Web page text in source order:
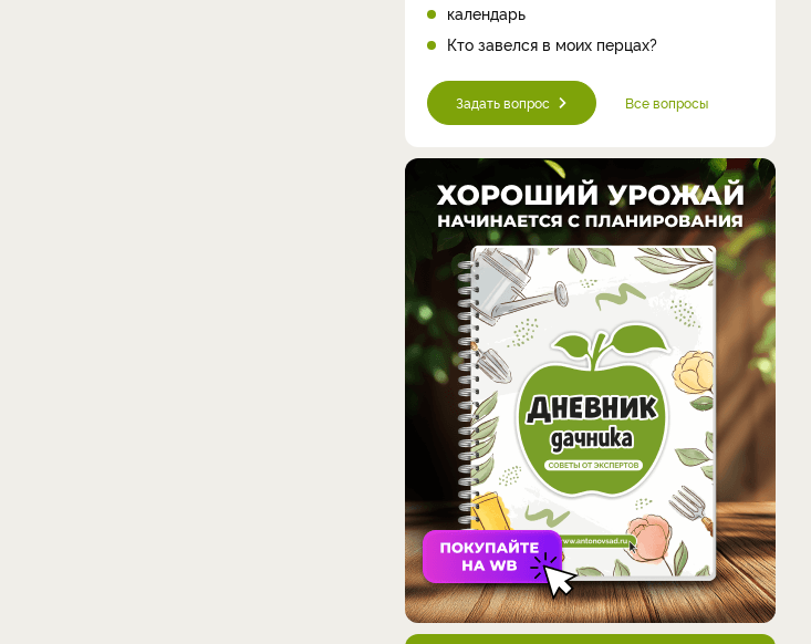
календарь
Кто завелся в моих перцах?
Задать вопрос Все вопросы